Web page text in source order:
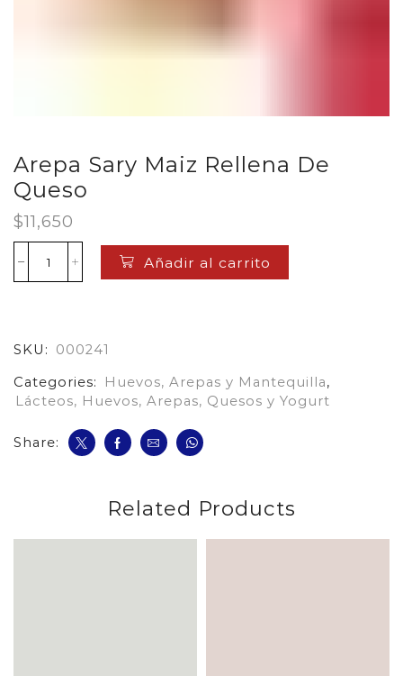
Arepa Sary Maiz Rellena De
Queso
$11,650
Arepa
Sary
Queso
Añadir al carrito
SKU:
000241
Categories:
Huevos, Arepas y Mantequilla,
Lácteos, Huevos, Arepas, Quesos y Yogurt
Share:
Related Products